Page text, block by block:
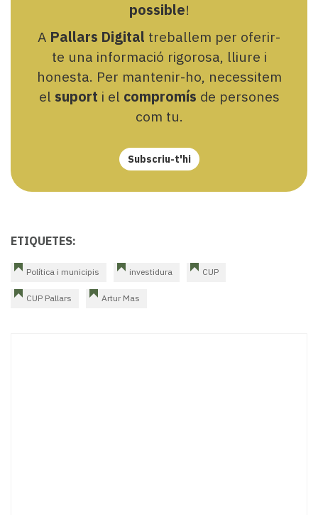
possible!
A Pallars Digital treballem per oferir-
te una informació rigorosa, lliure i
honesta. Per mantenir-ho, necessitem
el suport i el compromís de persones
com tu.
Subscriu-t'hi
ETIQUETES:
Política i municipis investidura CUP
CUP Pallars Artur Mas